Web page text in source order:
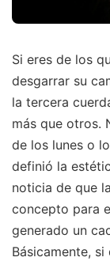
Si eres de los
desgarrar su
la tercera
más que otros.
de los lunes o
definió la
noticia de que
concepto para
generado un
Básicamente,